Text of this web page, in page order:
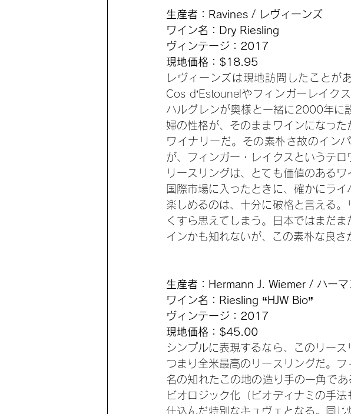
生産者：Ravines / レヴィーンズ
ワイン名：Dry Riesling
ヴィンテージ：2017
現地価格：$18.95
レヴィーンズは現地訪問したことが
Cos d’Estounelやフィンガーレイク
ハルグレンが奥様と一緒に2000年に
婦の性格が、そのままワインになっ
ワイナリーだ。その素朴さ故のイン
が、フィンガー・レイクスというテ
リースリングは、とても価値のある
国際市場に入ったときに、確かにラ
楽しめるのは、十分に破格と言える
くすら思えてしまう。日本ではまだ
インかも知れないが、この素朴な良さ
生産者：Hermann J. Wiemer / ハーマ
ワイン名：Riesling “HJW Bio”
ヴィンテージ：2017
現地価格：$45.00
シンプルに表現するなら、このリー
つまり全米最高のリースリングだ。
名の知れたこの地の造り手の一角で
ビオロジック化（ビオディナミの手
仕込んだ特別なキュヴェとなる。同